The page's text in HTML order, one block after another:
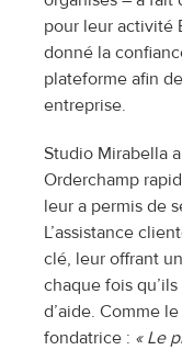
pour leur activité
donné la
plateforme afin
entreprise.
Studio Mirabella
Orderchamp
leur a permis de
L’assistance
clé, leur offrant
chaque fois
d’aide. Comme
fondatrice : « Le